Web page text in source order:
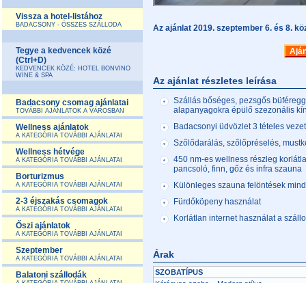
Vissza a hotel-listához
BADACSONY - ÖSSZES SZÁLLODA
Tegye a kedvencek közé
(Ctrl+D)
KEDVENCEK KÖZÉ: HOTEL BONVINO
WINE & SPA
Badacsony csomag ajánlatai
TOVÁBBI AJÁNLATOK A VÁROSBAN
Wellness ajánlatok
A KATEGÓRIA TOVÁBBI AJÁNLATAI
Wellness hétvége
A KATEGÓRIA TOVÁBBI AJÁNLATAI
Borturizmus
A KATEGÓRIA TOVÁBBI AJÁNLATAI
2-3 éjszakás csomagok
A KATEGÓRIA TOVÁBBI AJÁNLATAI
Őszi ajánlatok
A KATEGÓRIA TOVÁBBI AJÁNLATAI
Szeptember
A KATEGÓRIA TOVÁBBI AJÁNLATAI
Balatoni szállodák
Az ajánlat 2019. szeptember 6. és 8.
Az ajánlat részletes leírása
Szállás bőséges, pezsgős
alapanyagokra épülő szezonális
Badacsonyi üdvözlet 3 tételes
Szőlődarálás, szőlőpréselés,
450 nm-es wellness részleg
pancsoló, finn, gőz és infra szauna
Különleges szauna felöntések
Fürdőköpeny használat
Korlátlan internet használat a
Árak
SZOBATÍPUS